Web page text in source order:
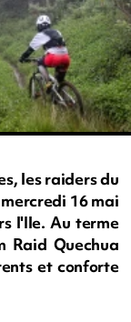
les raiders du
16 mai
l'Ile. Au terme
Raid Quechua
et conforte